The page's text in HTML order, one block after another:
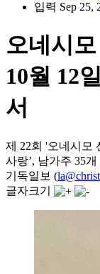
입력 Sep 25,
오네시
10월 12
서
제 22회 '오네시모
사랑’, 남가주 35
기독일보 (
글자크기